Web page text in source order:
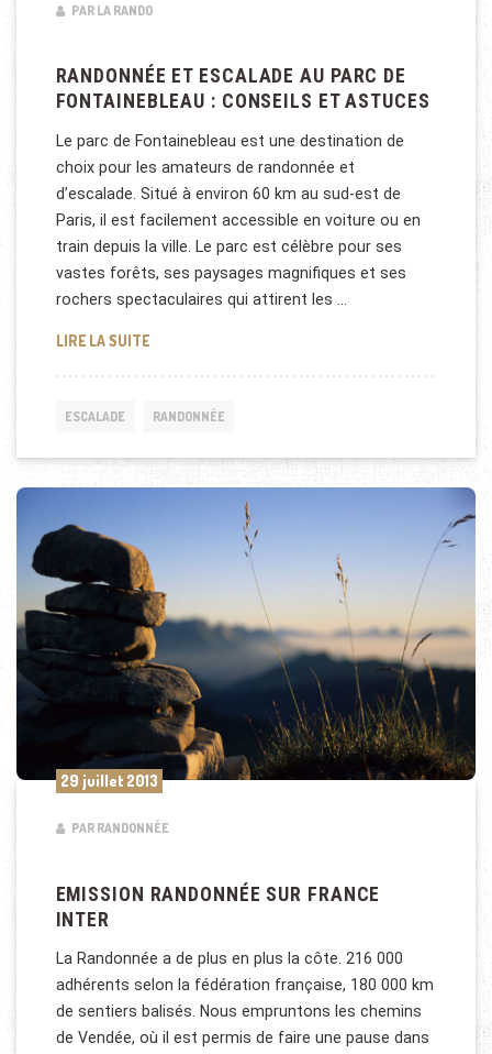
PAR LA RANDO
RANDONNÉE ET ESCALADE AU PARC DE
FONTAINEBLEAU : CONSEILS ET ASTUCES
Le parc de Fontainebleau est une destination de
choix pour les amateurs de randonnée et
d’escalade. Situé à environ 60 km au sud-est de
Paris, il est facilement accessible en voiture ou en
train depuis la ville. Le parc est célèbre pour ses
vastes forêts, ses paysages magnifiques et ses
rochers spectaculaires qui attirent les …
LIRE LA SUITERANDONNÉE ET ESCALADE AU PARC DE
ESCALADE RANDONNÉE
29 juillet 2013
PAR RANDONNÉE
EMISSION RANDONNÉE SUR FRANCE
INTER
La Randonnée a de plus en plus la côte. 216 000
adhérents selon la fédération française, 180 000 km
de sentiers balisés. Nous empruntons les chemins
de Vendée, où il est permis de faire une pause dans